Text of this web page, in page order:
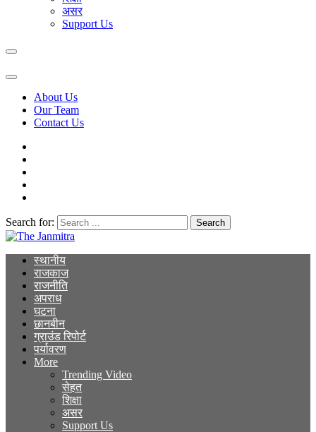
असर
Support Us
About Us
Our Team
Contact Us
Search for:
The Janmitra
The Janmitra
स्थानीय
राजकाज
राजनीति
अपराध
घटना
छानबीन
ग्राउंड रिपोर्ट
पर्यावरण
More
Trending Video
सेहत
शिक्षा
असर
Support Us